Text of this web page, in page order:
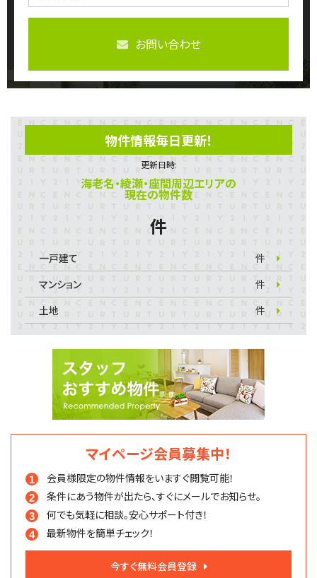
お問い合わせ
物件情報毎日更新！
更新日時:
海老名・綾瀬・座間周辺エリアの
現在の物件数
件
一戸建て
件
マンション
件
土地
件
マイページ会員募集中！
会員様限定の物件情報をいますぐ閲覧可能！
条件にあう物件が出たら、すぐにメールでお知らせ。
何でも気軽に相談。安心サポート付き！
最新物件を簡単チェック！
今すぐ無料会員登録